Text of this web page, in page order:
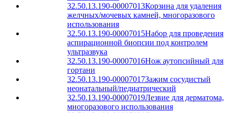
32.50.13.190-00007013Корзина для удаления
желчных/мочевых камней, многоразового
использования
32.50.13.190-00007015Набор для проведения
аспирационной биопсии под контролем
ультразвука
32.50.13.190-00007016Нож аутопсийный для
гортани
32.50.13.190-00007017Зажим сосудистый
неонатальный/педиатрический
32.50.13.190-00007019Лезвие для дерматома,
многоразового использования